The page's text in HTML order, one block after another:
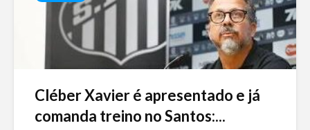
Cléber Xavier é apresentado e já
comanda treino no Santos:...